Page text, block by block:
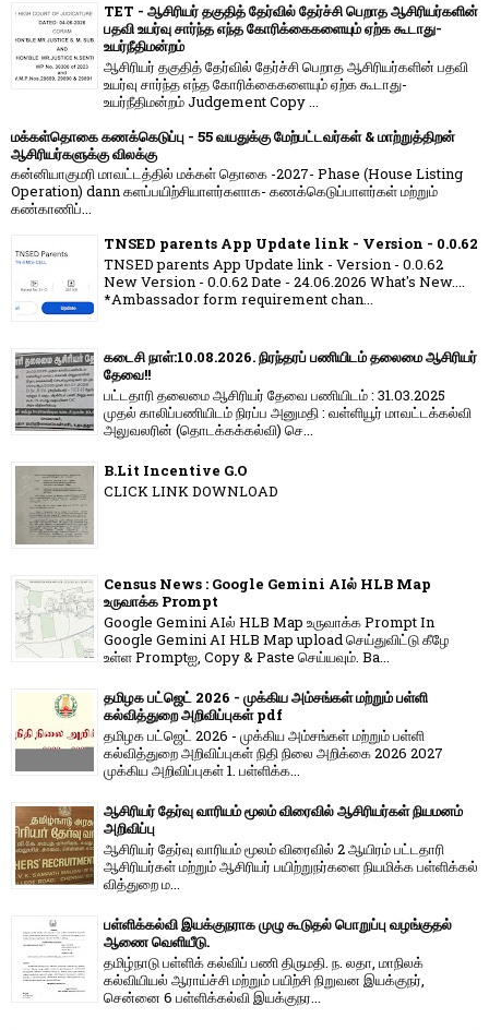
TET - ஆசிரியர் தகுதித் தேர்வில் தேர்ச்சி பெறாத ஆசிரியர்களின்
பதவி உயர்வு சார்ந்த எந்த கோரிக்கைகளையும் ஏற்க கூடாது-
உயர்நீதிமன்றம்
ஆசிரியர் தகுதித் தேர்வில் தேர்ச்சி பெறாத ஆசிரியர்களின் பதவி
உயர்வு சார்ந்த எந்த கோரிக்கைகளையும் ஏற்க கூடாது-
உயர்நீதிமன்றம் Judgement Copy ...
மக்கள்தொகை கணக்கெடுப்பு - 55 வயதுக்கு மேற்பட்டவர்கள் & மாற்றுத்திறன்
ஆசிரியர்களுக்கு விலக்கு
கன்னியாகுமரி மாவட்டத்தில் மக்கள் தொகை -2027- Phase (House Listing
Operation) dann களப்பயிற்சியாளர்களாக- கணக்கெடுப்பாளர்கள் மற்றும்
கண்காணிப்...
TNSED parents App Update link - Version - 0.0.62
TNSED parents App Update link - Version - 0.0.62
New Version - 0.0.62 Date - 24.06.2026 What's New....
*Ambassador form requirement chan...
கடைசி நாள்:10.08.2026. நிரந்தரப் பணியிடம் தலைமை ஆசிரியர்
தேவை!!
பட்டதாரி தலைமை ஆசிரியர் தேவை பணியிடம் : 31.03.2025
முதல் காலிப்பணியிடம் நிரப்ப அனுமதி : வள்ளியூர் மாவட்டக்கல்வி
அலுவலரின் (தொடக்கக்கல்வி) செ...
B.Lit Incentive G.O
CLICK LINK DOWNLOAD
Census News : Google Gemini AIல் HLB Map
உருவாக்க Prompt
Google Gemini AIல் HLB Map உருவாக்க Prompt In
Google Gemini AI HLB Map upload செய்துவிட்டு கீழே
உள்ள Promptஐ, Copy & Paste செய்யவும். Ba...
தமிழக பட்ஜெட் 2026 - முக்கிய அம்சங்கள் மற்றும் பள்ளி
கல்வித்துறை அறிவிப்புகள் pdf
தமிழக பட்ஜெட் 2026 - முக்கிய அம்சங்கள் மற்றும் பள்ளி
கல்வித்துறை அறிவிப்புகள் நிதி நிலை அறிக்கை 2026 2027
முக்கிய அறிவிப்புகள் 1. பள்ளிக்க...
ஆசிரியர் தேர்வு வாரியம் மூலம் விரைவில் ஆசிரியர்கள் நியமனம்
அறிவிப்பு
ஆசிரியர் தேர்வு வாரி​யம் மூலம் விரை​வில் 2 ஆயிரம் பட்​ட​தாரி
ஆசிரியர்​கள் மற்​றும் ஆசிரியர் பயிற்றுநர்​களை நியமிக்க பள்​ளிக்​கல்​
வித்​துறை ம...
பள்ளிக்கல்வி இயக்குநராக முழு கூடுதல் பொறுப்பு வழங்குதல்
ஆணை வெளியீடு.
தமிழ்நாடு பள்ளிக் கல்விப் பணி திருமதி. ந. லதா, மாநிலக்
கல்வியியல் ஆராய்ச்சி மற்றும் பயிற்சி நிறுவன இயக்குநர்,
சென்னை 6 பள்ளிக்கல்வி இயக்குநர...